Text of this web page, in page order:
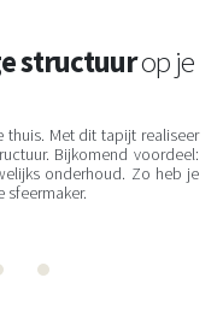
structuurop je
Met dit tapijt realiseer
Bijkomend voordeel:
onderhoud. Zo heb je
sfeermaker.